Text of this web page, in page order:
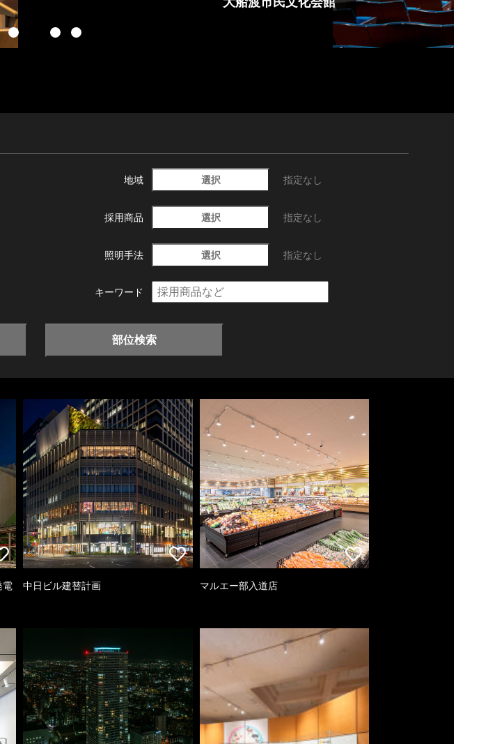
地域 選択 指定なし
採用商品 選択 指定なし
照明手法 選択 指定なし
キーワード
部位検索
電
中日ビル建替計画 マルエー部入道店